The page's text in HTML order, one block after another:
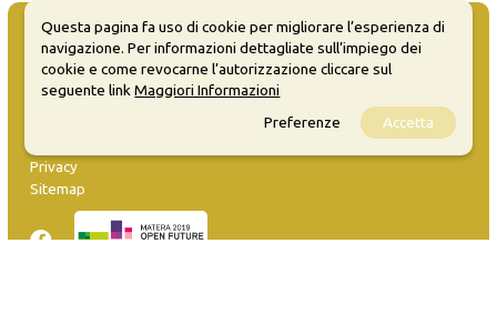
MATERA WELCOME EVENTS
Privacy
Sitemap
Questa pagina fa uso di cookie per migliorare l’esperienza di
navigazione. Per informazioni dettagliate sull’impiego dei
cookie e come revocarne l’autorizzazione cliccare sul
seguente linkMaggiori Informazioni
Preferenze
Accetta